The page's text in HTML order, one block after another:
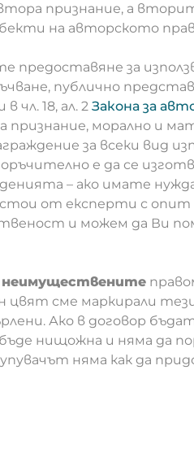
признание, а
на авторското
предоставяне за
публично
чл. 18, ал. 2 Закона за
признание, морално и
за всеки вид
е да се
– ако имате
от експерти с
и можем да Ви
неимуществените
цвят сме маркирали
Ако в договор
нищожна и няма да
няма как да